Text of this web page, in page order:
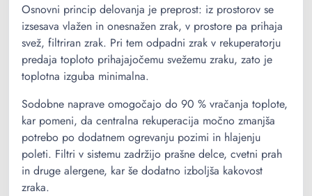
Osnovni princip delovanja je preprost: iz prostorov se
izsesava vlažen in onesnažen zrak, v prostore pa prihaja
svež, filtriran zrak. Pri tem odpadni zrak v rekuperatorju
predaja toploto prihajajočemu svežemu zraku, zato je
toplotna izguba minimalna.
Sodobne naprave omogočajo do 90 % vračanja toplote,
kar pomeni, da centralna rekuperacija močno zmanjša
potrebo po dodatnem ogrevanju pozimi in hlajenju
poleti. Filtri v sistemu zadržijo prašne delce, cvetni prah
in druge alergene, kar še dodatno izboljša kakovost
zraka.